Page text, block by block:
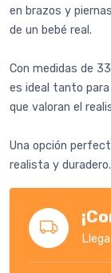
en brazos y
de un bebé real.
Con medidas de
es ideal tanto
que valoran el
Una opción
realista y duradero.
Llega